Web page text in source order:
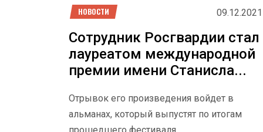
НОВОСТИ 09.12.2021
Сотрудник Росгвардии стал
лауреатом международной
премии имени Станисла...
Отрывок его произведения войдет в
альманах, который выпустят по итогам